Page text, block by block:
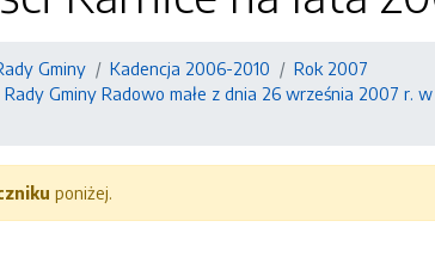
Gminy Kadencja 2006-2010
Rok 2007
Rady Gminy Radowo małe z dnia 26 września 2007
poniżej.